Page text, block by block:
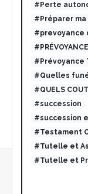
#Perte
#Préparer ma
#prevoyance
#Prévoyance
#Quelles
#QUELS
#succession
#succession
#Testament
#Tutelle et
#Tutelle et